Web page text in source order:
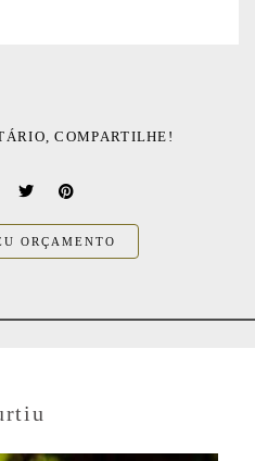
COMPARTILHE!
ORÇAMENTO